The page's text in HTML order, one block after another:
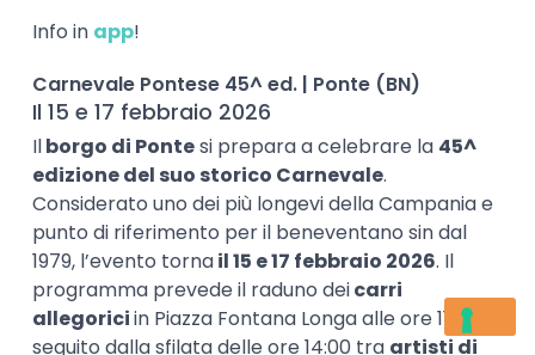
Info in app!
Carnevale Pontese 45^ ed. | Ponte (BN)
Il 15 e 17 febbraio 2026
Ilborgo di Pontesi prepara a celebrare la 45^
edizione del suo storico Carnevale.
Considerato uno dei più longevi della Campania e
punto di riferimento per il beneventano sin dal
1979, l’evento tornail 15 e 17 febbraio 2026. Il
programma prevede il raduno deicarri
allegoriciin Piazza Fontana Longa alle ore 11:00,
seguito dalla sfilata delle ore 14:00 tra artisti di